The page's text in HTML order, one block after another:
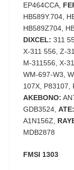
EP464CCA,
HB589Y.704,
HB589Z704,
DIXCEL: 311
X-311 556, Z-
M-311556, X-
WM-697-W3,
107X, P83107,
AKEBONO:
GDB3524, ATE:
A1N156Z,
MDB2878
FMSI 1303